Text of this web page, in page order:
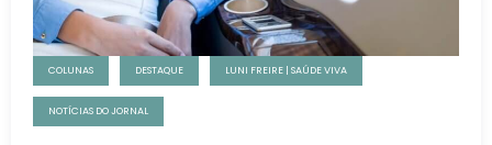
COLUNAS DESTAQUE LUNI FREIRE | SAÚDE VIVA
NOTÍCIAS DO JORNAL